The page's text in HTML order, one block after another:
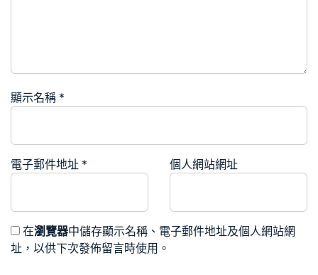
顯示名稱 *
電子郵件地址 * 個人網站網址
在瀏覽器中儲存顯示名稱、電子郵件地址及個人網站網
址，以供下次發佈留言時使用。